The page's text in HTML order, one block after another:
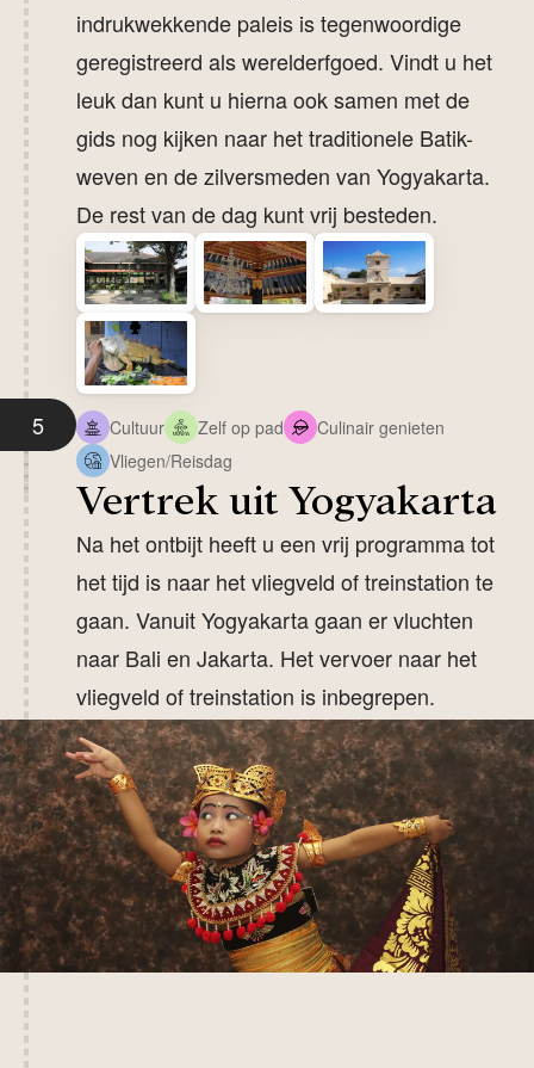
indrukwekkende paleis is tegenwoordige
geregistreerd als werelderfgoed. Vindt u het
leuk dan kunt u hierna ook samen met de
gids nog kijken naar het traditionele Batik-
weven en de zilversmeden van Yogyakarta.
De rest van de dag kunt vrij besteden.
5 Cultuur Zelf op pad
Culinair genieten
Vliegen/Reisdag
Vertrek uit Yogyakarta
Na het ontbijt heeft u een vrij programma tot
het tijd is naar het vliegveld of treinstation te
gaan. Vanuit Yogyakarta gaan er vluchten
naar Bali en Jakarta. Het vervoer naar het
vliegveld of treinstation is inbegrepen.